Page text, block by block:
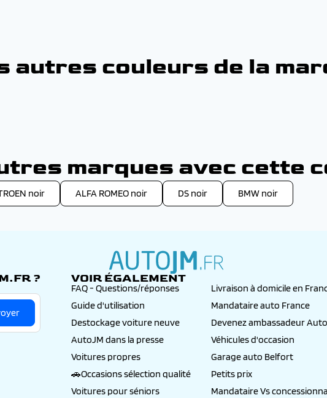
autres couleurs de la
marques avec cette
noir ALFA ROMEO noir DS noir BMW noir
autojm.fr
? VOIR ÉGALEMENT
FAQ - Questions/réponses
Livraison à domicile en
Guide d'utilisation
Mandataire auto France
Destockage voiture neuve
Devenez ambassadeur
AutoJM dans la presse
Véhicules d'occasion
Voitures propres
Garage auto Belfort
🚗Occasions sélection qualité
Petits prix
Voitures pour séniors
Mandataire Vs